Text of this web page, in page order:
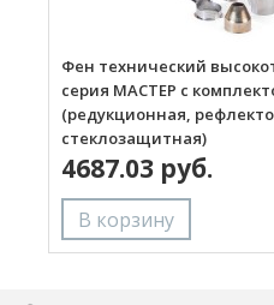
Фен технический
серия МАСТЕР с
(редукционная,
стеклозащитная)
4687.03 руб.